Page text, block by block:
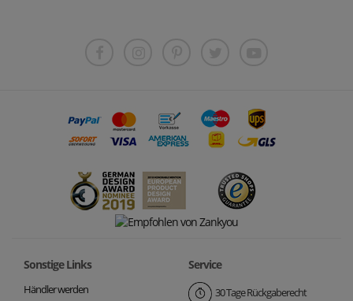
Sonstige Links
Händler werden
Service
30 Tage Rückgaberecht